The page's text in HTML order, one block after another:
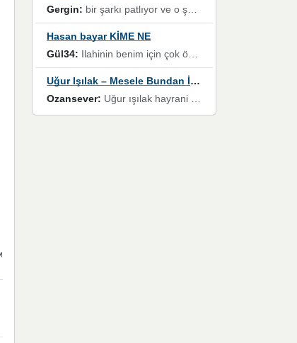
Gergin: bir şarkı patlıyor ve o şarkıyı millet her paylaşımın altına koyuyor ve öyle bir durum hal alıyor ki şarkıyı dinlemeden şarkıdan bikıyorsun Ama bu enteresan bir şekilde dillere dolanıyor millet olarak seviyoruz dertlerle boğuşurken bir yandan da göbek atmayi))) diyeceklerim bu kadar güzel hoş bir sayfa emeğinize sağlık arkadaşlar kolay gelsin
Hasan bayar KİME NE
Gül34: Ilahinin benim için çok özel bir yeri var İlk çıktığında komşum ne kadar yüksek sesle dinliyorsa orada duymuştum ve YouTube'dan aratıp Bu ilahiyi bulmuştum ve sonra müdavimi oldum günlük Ben de 3-5 kere dinleyip ezberleyip artık ilahiye bende eşlik ediyorum yüksek sesle Allah razı olsun hizmet nimettir Rabbim sizin zahmetlerinize de hayırlı nimetler versin Selam ve dua ile Allah'a emanet olun
Uğur Işılak – Mesele Bundan İbaret
Ozansever: Uğur ışılak hayrani olarak eski yeni tüm eserlerini keyifle huzurla dinleyenlerden birisiyim, emeğine saygı duyan gönül veren bunu en güzel şekilde sevenlerine ulaştıran siz değerli sayfa yöneticilerine de teşekkür ederim